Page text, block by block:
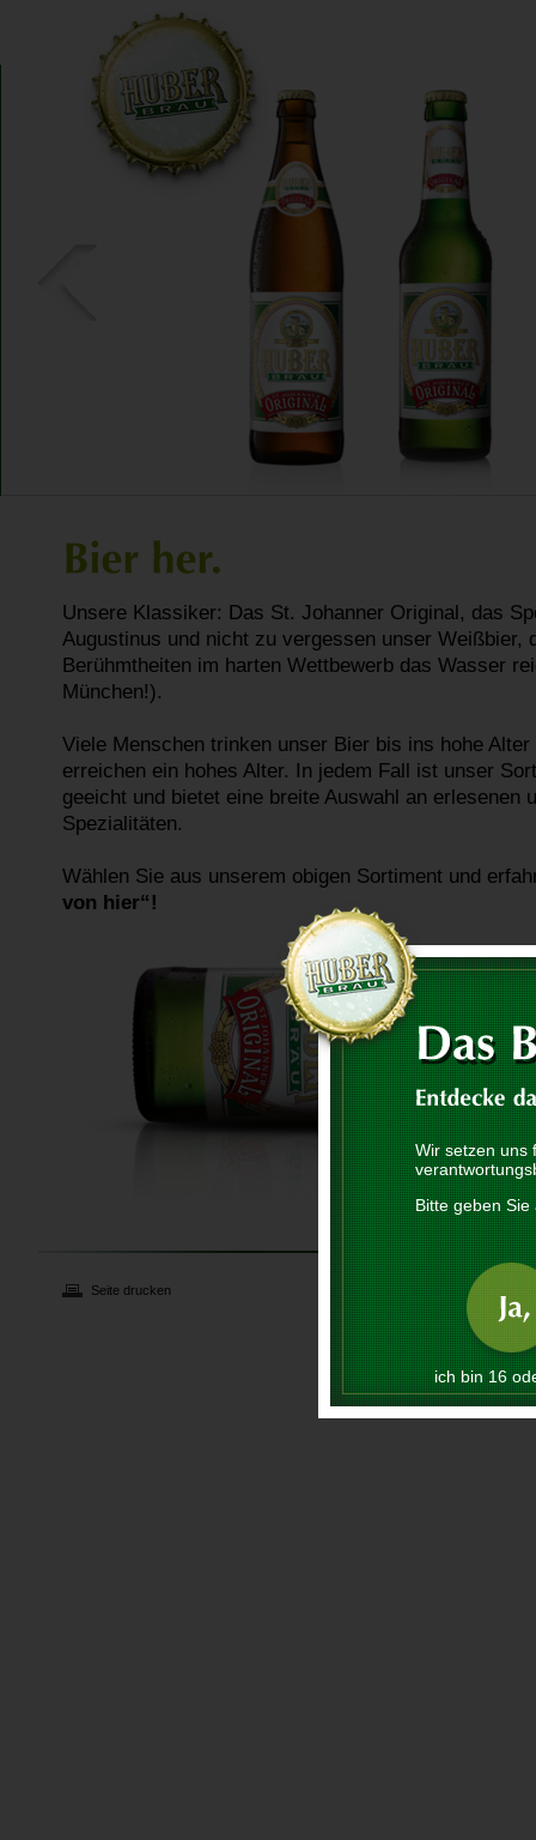
Unsere Klassiker: Das St. Johanner Original, das
Augustinus und nicht zu vergessen unser Weißbier,
Berühmtheiten im harten Wettbewerb das Wasser
München!).
Viele Menschen trinken unser Bier bis ins hohe
erreichen ein hohes Alter. In jedem Fall ist unser
geeicht und bietet eine breite Auswahl an erlesenen
Spezialitäten.
Wählen Sie aus unserem obigen Sortiment und
von hier“!
Seite drucken
Wir setzen uns
Bitte geben
ich bin 16